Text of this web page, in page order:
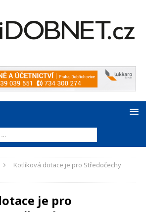
Kotlíková dotace je pro Středočechy
je pro